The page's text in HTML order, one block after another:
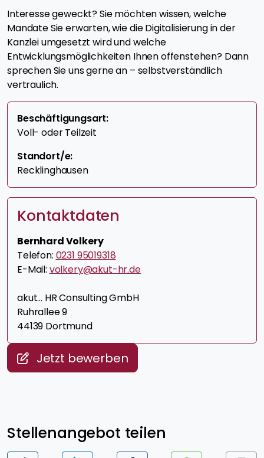
Interesse geweckt? Sie möchten wissen, welche
Mandate Sie erwarten, wie die Digitalisierung in der
Kanzlei umgesetzt wird und welche
Entwicklungsmöglichkeiten Ihnen offenstehen? Dann
sprechen Sie uns gerne an – selbstverständlich
vertraulich.
Beschäftigungsart:
Voll- oder Teilzeit
Standort/e:
Recklinghausen
Kontaktdaten
Bernhard Volkery
Telefon: 0231 95019318
E-Mail: volkery@akut-hr.de
akut... HR Consulting GmbH
Ruhrallee 9
44139 Dortmund
Jetzt bewerben
Stellenangebot teilen